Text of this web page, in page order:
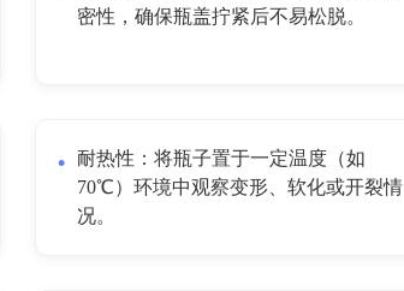
密性，确保瓶盖拧紧后不易松脱。
耐热性：将瓶子置于一定温度（如
70℃）环境中观察变形、软化或开裂情
况。